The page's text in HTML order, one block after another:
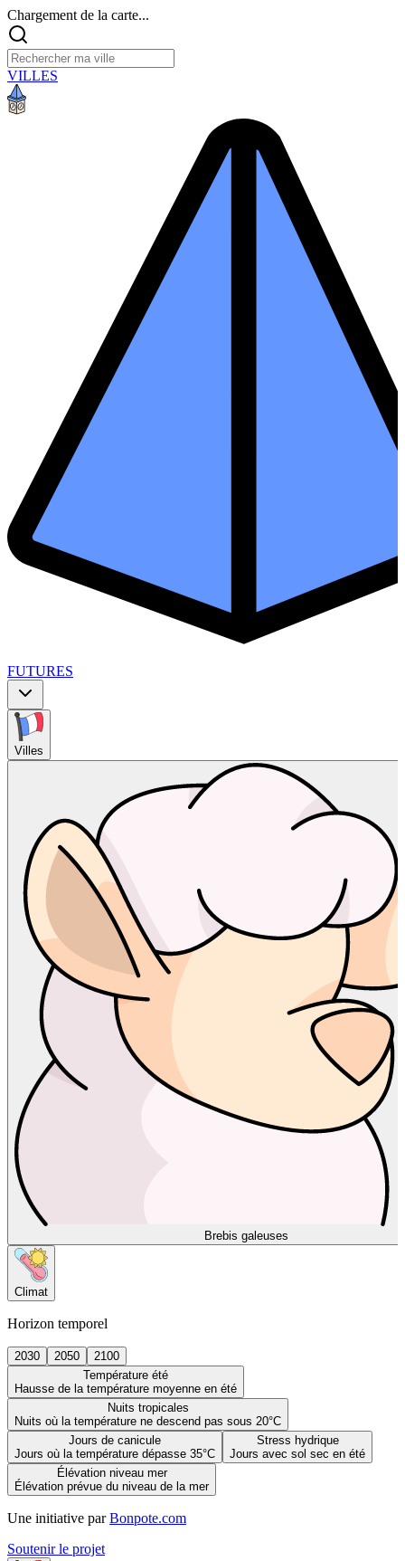
Chargement de la carte...
VILLES
FUTURES
Villes
Brebis galeuses
Climat
Horizon temporel
2030 2050
2100
Température été
Hausse de la température moyenne en été
Nuits tropicales
Nuits où la température ne descend pas sous 20°C
Jours de canicule
Jours où la température dépasse 35°C
Stress hydrique
Jours avec sol sec en été
Élévation niveau mer
Élévation prévue du niveau de la mer
Une initiative par Bonpote.com
Soutenir le projet